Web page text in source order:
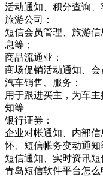
活动通知、积分查询、
旅游公司：
短信会员管理、旅游
息等；
商品流通业：
商场促销活动通知、会
汽车销售、服务：
用于跟进买主，为车
知等
银行证券：
企业对帐通知、内部
怀、短信帐务变动通知
短信通知、实时资讯短
青岛短信软件平台怎么